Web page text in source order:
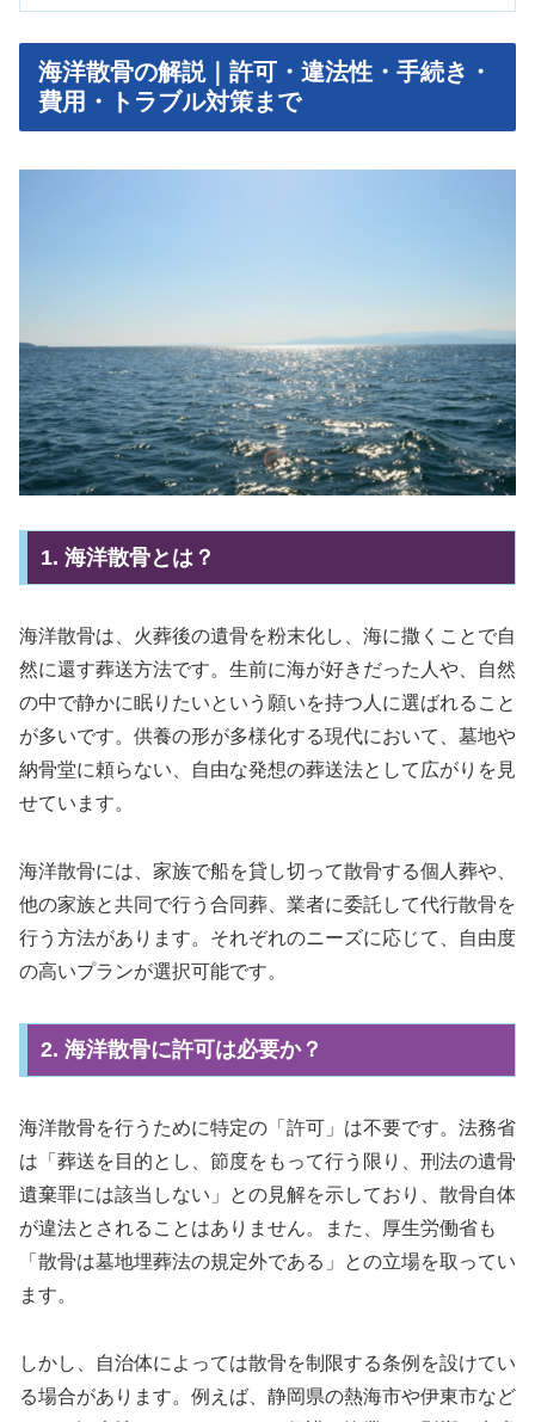
海洋散骨の解説｜許可・違法性・手続き・
費用・トラブル対策まで
1. 海洋散骨とは？
海洋散骨は、火葬後の遺骨を粉末化し、海に撒くことで自
然に還す葬送方法です。生前に海が好きだった人や、自然
の中で静かに眠りたいという願いを持つ人に選ばれること
が多いです。供養の形が多様化する現代において、墓地や
納骨堂に頼らない、自由な発想の葬送法として広がりを見
せています。
海洋散骨には、家族で船を貸し切って散骨する個人葬や、
他の家族と共同で行う合同葬、業者に委託して代行散骨を
行う方法があります。それぞれのニーズに応じて、自由度
の高いプランが選択可能です。
2. 海洋散骨に許可は必要か？
海洋散骨を行うために特定の「許可」は不要です。法務省
は「葬送を目的とし、節度をもって行う限り、刑法の遺骨
遺棄罪には該当しない」との見解を示しており、散骨自体
が違法とされることはありません。また、厚生労働省も
「散骨は墓地埋葬法の規定外である」との立場を取ってい
ます。
しかし、自治体によっては散骨を制限する条例を設けてい
る場合があります。例えば、静岡県の熱海市や伊東市など